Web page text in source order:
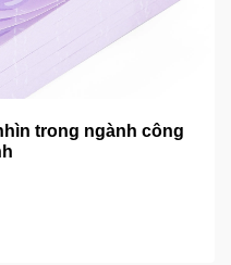
trong ngành công